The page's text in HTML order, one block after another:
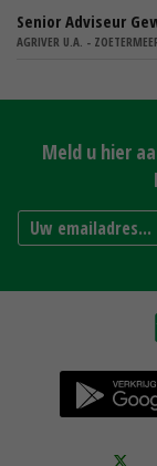
Senior Adviseur
AGRIVER U.A. -
Meld u hier